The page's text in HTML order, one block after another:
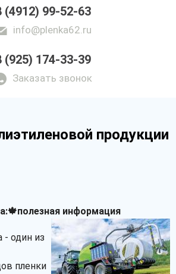
(4912) 99-52-63
info@plenka62.ru
(925) 174-33-39
Заказать звонок
продукции
информация
- один из
пленки